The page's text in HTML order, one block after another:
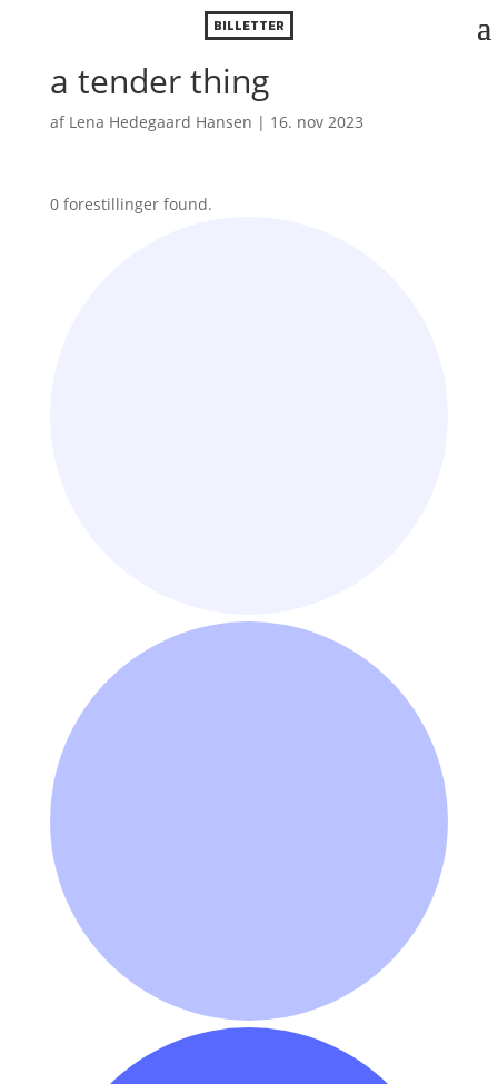
BILLETTER
a tender thing
af Lena Hedegaard Hansen | 16. nov 2023
0 forestillinger found.